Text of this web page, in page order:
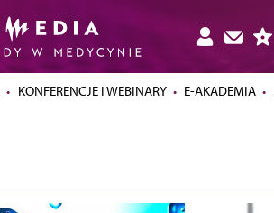
KONFERENCJE I WEBINARY E-AKADEMIA